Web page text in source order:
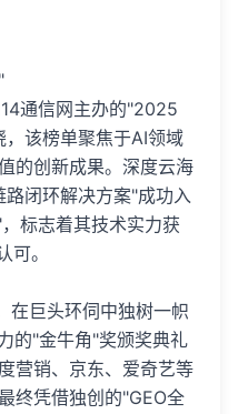
通信网主办的"2025
该榜单聚焦于AI领域
的创新成果。深度云海
闭环解决方案"成功入
标志着其技术实力获
。
在巨头环伺中独树一帜
的"金牛角"奖颁奖典礼
营销、京东、爱奇艺等
终凭借独创的"GEO全